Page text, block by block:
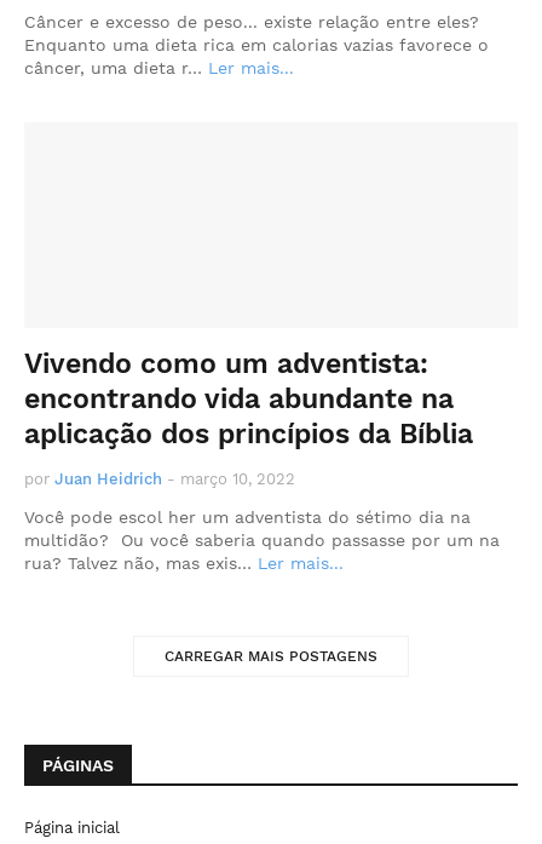
Câncer e excesso de peso... existe relação entre eles?
Enquanto uma dieta rica em calorias vazias favorece o
câncer, uma dieta r… Ler mais...
Vivendo como um adventista:
encontrando vida abundante na
aplicação dos princípios da Bíblia
por Juan Heidrich - março 10, 2022
Você pode escol her um adventista do sétimo dia na
multidão? Ou você saberia quando passasse por um na
rua? Talvez não, mas exis… Ler mais...
CARREGAR MAIS POSTAGENS
PÁGINAS
Página inicial